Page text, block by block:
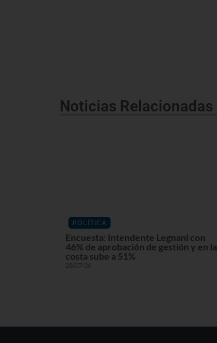
Noticias Relacionadas
POLÍTICA
Encuesta: Intendente Legnani con
46% de aprobación de gestión y en la
costa sube a 51%
28/07/26